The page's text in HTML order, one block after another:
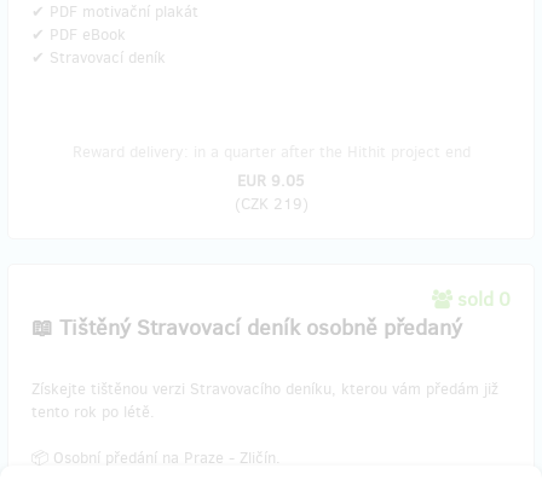
✔ PDF motivační plakát
✔ PDF eBook
✔ Stravovací deník
EUR 9.05
(CZK 219)
sold 0
📖 Tištěný Stravovací deník osobně předaný
​Získejte tištěnou verzi Stravovacího deníku, kterou vám předám již
tento rok po létě.
📦 Osobní předání na Praze - Zličín.